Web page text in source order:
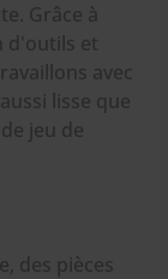
Grâce à
d'outils et
avec
lisse que
jeu de
des pièces